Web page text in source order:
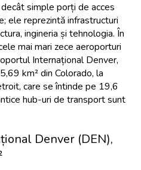
simple porți de acces
ele reprezintă infrastructuri
ingineria și tehnologia. În
mai mari zece aeroporturi
Internațional Denver,
km² din Colorado, la
care se întinde pe 19,6
hub-uri de transport sunt
Denver (DEN),